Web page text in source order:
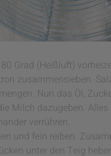
Grad (Heißluft)
zusammensieben.
Nun das Öl,
Milch dazugeben.
verrühren.
und fein reiben.
unter den Teig